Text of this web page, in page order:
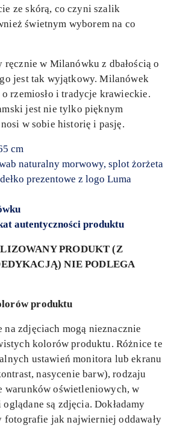
ze skórą, co czyni szalik
świetnym wyborem na co
ręcznie w Milanówku z dbałością o
jest tak wyjątkowy. Milanówek
o rzemiosło i tradycje krawieckie.
jest nie tylko pięknym
w sobie historię i pasję.
cm
naturalny morwowy, splot żorżeta
prezentowe z logo Luma
autentyczności produktu
PRODUKT (Z
NIE PODLEGA
produktu
zdjęciach mogą nieznacznie
kolorów produktu. Różnice te
ustawień monitora lub ekranu
nasycenie barw), rodzaju
warunków oświetleniowych, w
są zdjęcia. Dokładamy
fotografie jak najwierniej oddawały